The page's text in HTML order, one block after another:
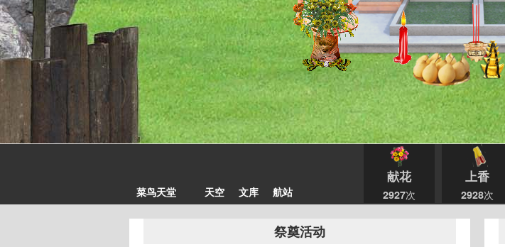
菜鸟天堂 天空 文库 航站
献花
2927次
上香
2928次
祭奠活动